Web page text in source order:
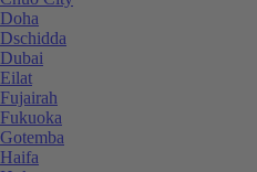
Doha
Dschidda
Dubai
Eilat
Fujairah
Fukuoka
Gotemba
Haifa